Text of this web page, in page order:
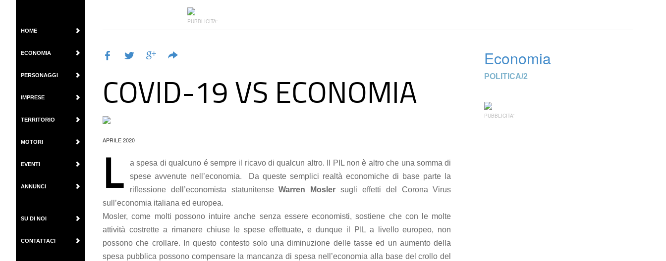
HOME
ECONOMIA
PERSONAGGI
IMPRESE
TERRITORIO
MOTORI
EVENTI
ANNUNCI
SU DI NOI
CONTATTACI
PUBBLICITA'
COVID-19 VS ECONOMIA
APRILE 2020
L
a spesa di qualcuno é sempre il ricavo di qualcun altro. Il PIL non è altro che una somma di
spese avvenute nell’economia. Da queste semplici realtà economiche di base parte la
riflessione dell’economista statunitenseWarren Mosler sugli effetti del Corona Virus
sull’economia italiana ed europea.
Mosler, come molti possono intuire anche senza essere economisti, sostiene che con le molte
attività costrette a rimanere chiuse le spese effettuate, e dunque il PIL a livello europeo, non
possono che crollare. In questo contesto solo una diminuzione delle tasse ed un aumento della
spesa pubblica possono compensare la mancanza di spesa nell’economia alla base del crollo del
Economia
POLITICA/2
PUBBLICITA'